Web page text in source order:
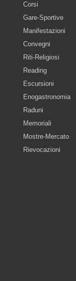
Corsi
Gare-Sportive
Manifestazioni
Convegni
Riti-Religiosi
Reading
Escursioni
Enogastronomia
Raduni
Memoriali
Mostre-Mercato
Rievocazioni